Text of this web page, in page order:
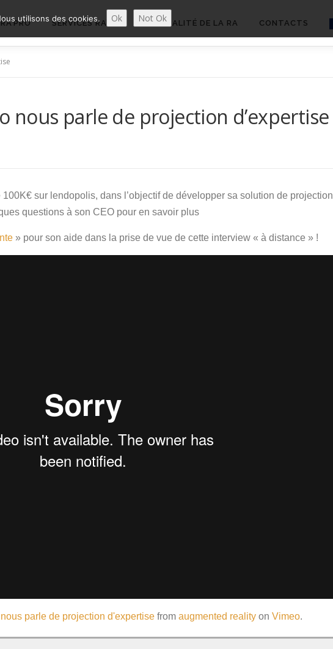
RA’PRO SERVICES RA’PRO ACTUALITÉ DE LA RA CONTACTS
nous parle de projection d’expertise
sur lendopolis, dans l’objectif de développer sa solution de projection
questions à son CEO pour en savoir plus
» pour son aide dans la prise de vue de cette interview « à distance » !
parle de projection d'expertisefrom augmented realityon Vimeo.
utilisons des cookies. Ok Not Ok